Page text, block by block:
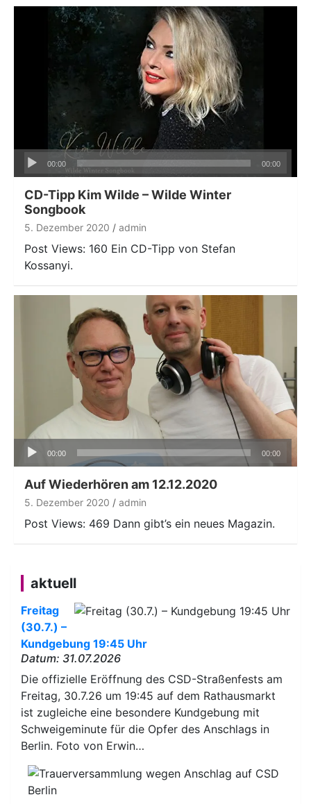
Audio-
Player
00:00 00:00
CD-Tipp Kim Wilde – Wilde Winter
Songbook
5. Dezember 2020 admin
Post Views: 160 Ein CD-Tipp von Stefan
Kossanyi.
Audio-
00:00 00:00
Auf Wiederhören am 12.12.2020
5. Dezember 2020 admin
Post Views: 469 Dann gibt’s ein neues Magazin.
aktuell
Freitag
(30.7.) –
Kundgebung 19:45 Uhr
Datum: 31.07.2026
Die offizielle Eröffnung des CSD-Straßenfests am
Freitag, 30.7.26 um 19:45 auf dem Rathausmarkt
ist zugleiche eine besondere Kundgebung mit
Schweigeminute für die Opfer des Anschlags in
Berlin. Foto von Erwin…